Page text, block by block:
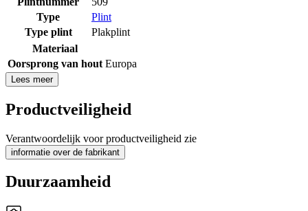
Type
Plint
Type plint
Plakplint
Materiaal
Oorsprong van hout Europa
Lees meer
Productveiligheid
Verantwoordelijk voor productveiligheid zie
informatie over de fabrikant
Duurzaamheid